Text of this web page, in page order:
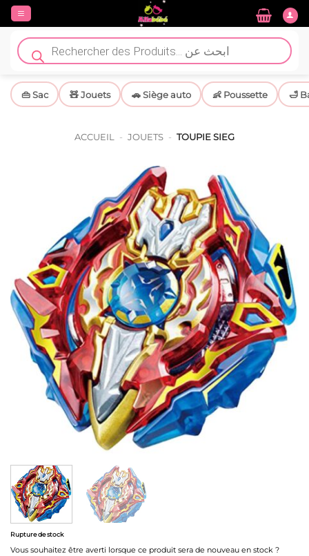
Passer
contenu
Recherche
de
produits
👜 Sac 🧸 Jouets 🚗 Siège auto 👶 Poussette 🛁
ACCUEIL - JOUETS - TOUPIE SIEG
Rupture de stock
Vous souhaitez être averti lorsque ce produit sera de nouveau en stock ?